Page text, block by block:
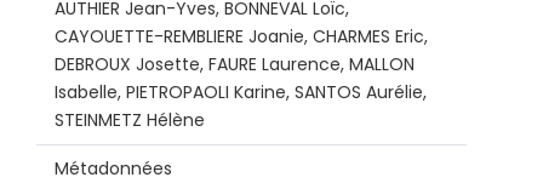
AUTHIER Jean-Yves, BONNEVAL Loïc,
CAYOUETTE-REMBLIERE Joanie, CHARMES Eric,
DEBROUX Josette, FAURE Laurence, MALLON
Isabelle, PIETROPAOLI Karine, SANTOS Aurélie,
STEINMETZ Hélène
Métadonnées